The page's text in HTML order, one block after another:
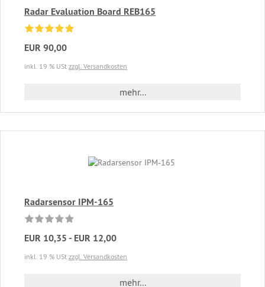
Radar Evaluation Board REB165
EUR 90,00
inkl. 19 % USt zzgl. Versandkosten
mehr...
Radarsensor IPM-165
EUR 10,35 - EUR 12,00
inkl. 19 % USt zzgl. Versandkosten
mehr...